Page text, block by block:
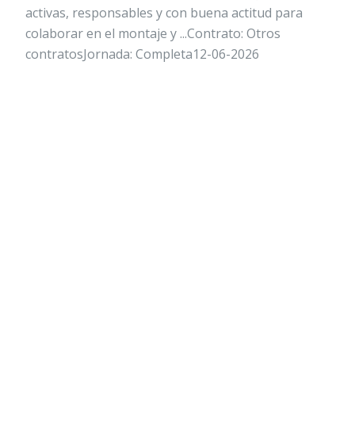
activas, responsables y con buena actitud para
colaborar en el montaje y ...Contrato: Otros
contratosJornada: Completa12-06-2026